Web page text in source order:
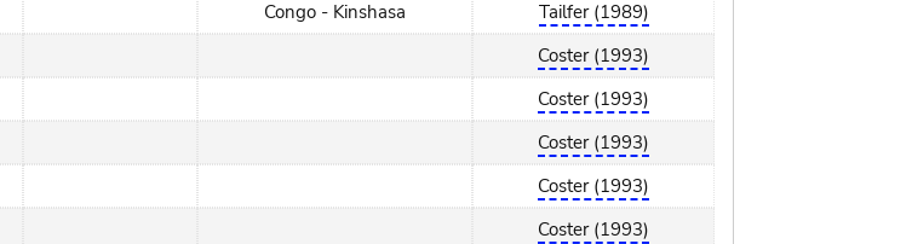
Congo - Kinshasa
Tailfer (1989)
Coster (1993)
Coster (1993)
Coster (1993)
Coster (1993)
Coster (1993)